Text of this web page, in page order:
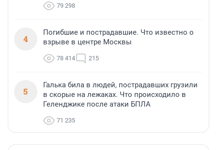
79 298
4
Погибшие и пострадавшие. Что известно о
взрыве в центре Москвы
78 414 215
5
Галька била в людей, пострадавших грузили
в скорые на лежаках. Что происходило в
Геленджике после атаки БПЛА
71 235